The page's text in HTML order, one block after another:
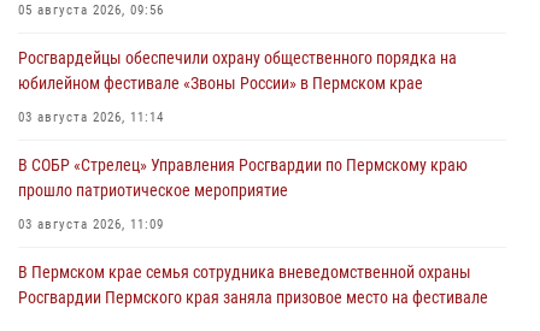
05 августа 2026, 09:56
Росгвардейцы обеспечили охрану общественного порядка на
юбилейном фестивале «Звоны России» в Пермском крае
03 августа 2026, 11:14
В СОБР «Стрелец» Управления Росгвардии по Пермскому краю
прошло патриотическое мероприятие
03 августа 2026, 11:09
В Пермском крае семья сотрудника вневедомственной охраны
Росгвардии Пермского края заняла призовое место на фестивале